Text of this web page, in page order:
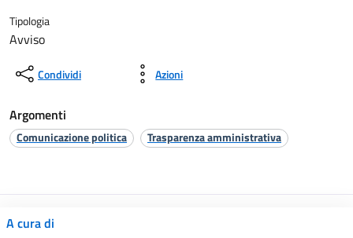
Tipologia
Avviso
Condividi Azioni
Argomenti
Comunicazione politica Trasparenza amministrativa
A cura di